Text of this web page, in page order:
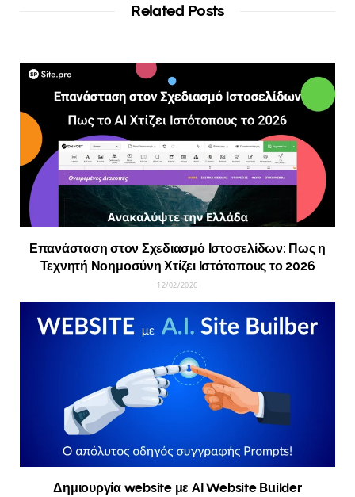
Related Posts
Επανάσταση στον Σχεδιασμό Ιστοσελίδων: Πως η
Τεχνητή Νοημοσύνη Χτίζει Ιστότοπους το 2026
12/02/2026
Δημιουργία website με AI Website Builder